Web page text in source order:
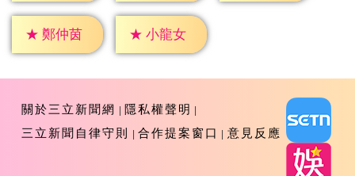
★ 鄭仲茵 ★ 小龍女
關於三立新聞網
隱私權聲明
三立新聞自律守則
合作提案窗口 意見反應